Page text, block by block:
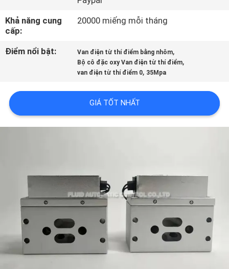
KIỂM
SOÁT
CHẤT
LIÊN
HỆ
CẦU
BÁO
GIÁ
Khả năng cung
cấp:
20000 miếng mỗi tháng
Điểm nổi bật: Van điện từ thí điểm bằng nhôm,
Bộ cô đặc oxy Van điện từ thí điểm,
van điện từ thí điểm 0, 35Mpa
GIÁ TỐT NHẤT